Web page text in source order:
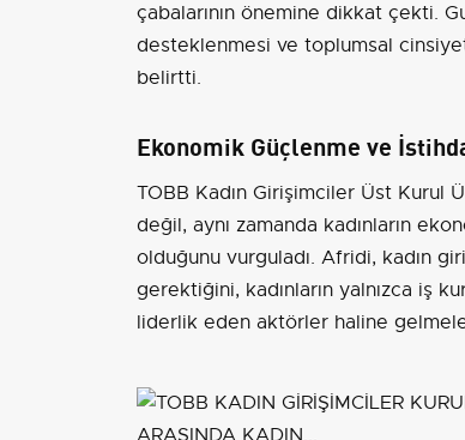
çabalarının önemine dikkat çekti.
desteklenmesi ve toplumsal
belirtti.
Ekonomik Güçlenme ve
TOBB Kadın Girişimciler Üst Kurul
değil, aynı zamanda kadınların
olduğunu vurguladı. Afridi, kadın
gerektiğini, kadınların yalnızca iş
liderlik eden aktörler haline